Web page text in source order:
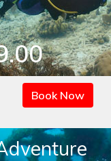
Book Now